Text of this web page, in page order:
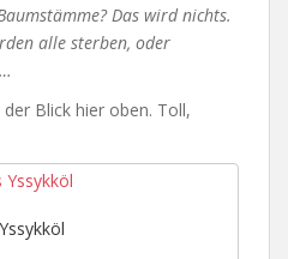
Das wird nichts.
alle sterben, oder
Blick hier oben. Toll,